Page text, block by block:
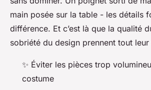
main posée sur la table - les détails
différence. Et c’est là que la qualité
sobriété du design prennent tout leur
✨ Éviter les pièces trop
costume